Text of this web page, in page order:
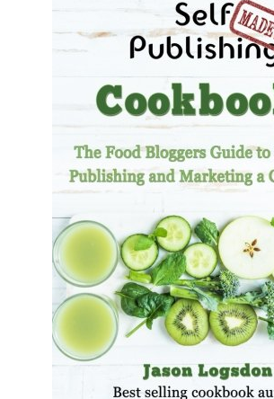
Arte y coleccionismo
Vendedores
Comenzar a vender
CERRAR